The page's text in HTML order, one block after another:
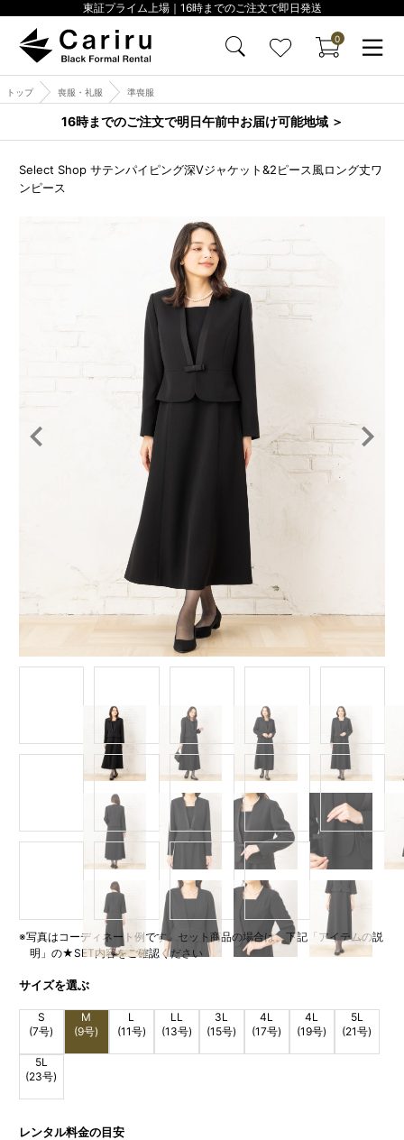
東証プライム上場｜16時までのご注文で即日発送
0
トップ 喪服・礼服 準喪服
16時までのご注文で明日午前中お届け可能地域 ＞
Select Shop サテンパイピング深Vジャケット&2ピース風ロング丈ワ
ンピース
Item
※写真はコーディネート例です。セット商品の場合は、下記「アイテムの説
明」の★SET内容をご確認ください
サイズを選ぶ
S
(7号)
M
(9号)
L
(11号)
LL
(13号)
3L
(15号)
4L
(17号)
4L
(19号)
5L
(21号)
5L
(23号)
レンタル料金の目安